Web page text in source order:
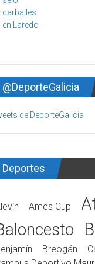
@DeporteGalicia
de DeporteGalicia
Deportes
Ames Cup
Breogán